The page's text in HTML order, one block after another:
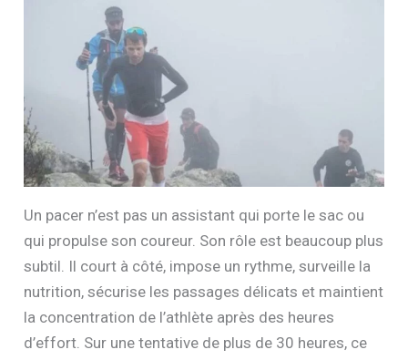
Un pacer n’est pas un assistant qui porte le sac ou
qui propulse son coureur. Son rôle est beaucoup plus
subtil. Il court à côté, impose un rythme, surveille la
nutrition, sécurise les passages délicats et maintient
la concentration de l’athlète après des heures
d’effort. Sur une tentative de plus de 30 heures, ce